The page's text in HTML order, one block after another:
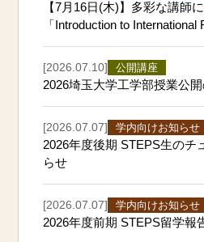
【7月16日(木)】多彩な講師
「Introduction to
[2026.07.10] 公開講座
2026埼玉大学工学部授業公
[2026.07.07] 学内向けお知らせ
2026年度後期 STEPS生のチ
らせ
[2026.07.07] 学内向けお知らせ
2026年度前期 STEPS留学報